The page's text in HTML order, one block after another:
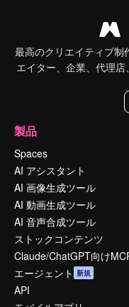
最高のクリエイティブ制
エイター、企業、代理
製品
Spaces
AI アシスタント
AI 画像生成ツール
AI 動画生成ツール
AI 音声合成ツール
ストックコンテンツ
Claude/ChatGPT向け
エージェント 新規
API